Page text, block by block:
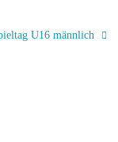
U16 männlich